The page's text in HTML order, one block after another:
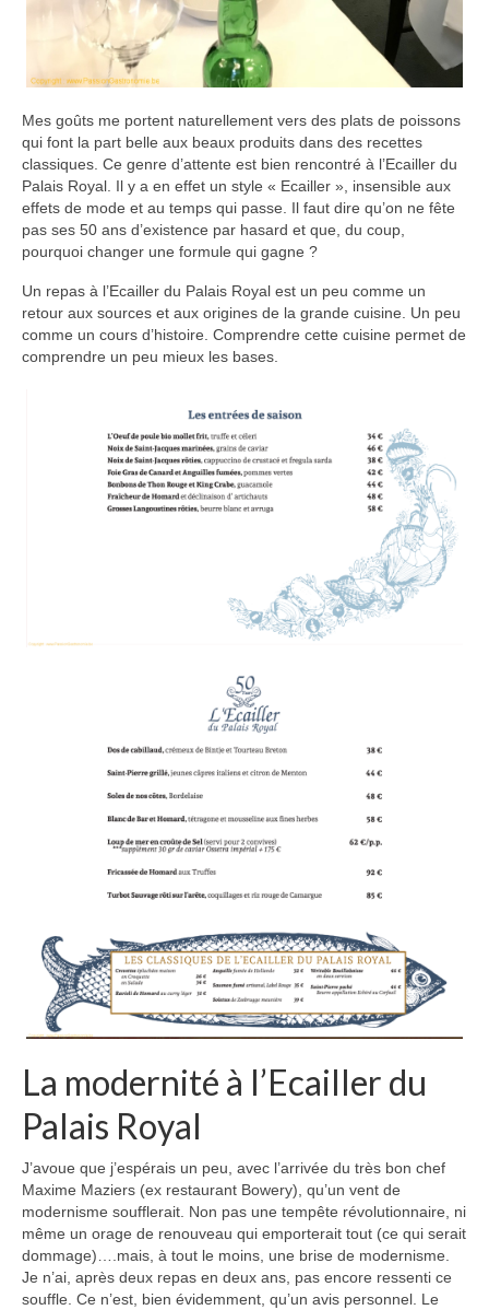
Mes goûts me portent naturellement vers des plats de poissons
qui font la part belle aux beaux produits dans des recettes
classiques. Ce genre d’attente est bien rencontré à l’Ecailler du
Palais Royal. Il y a en effet un style « Ecailler », insensible aux
effets de mode et au temps qui passe. Il faut dire qu’on ne fête
pas ses 50 ans d’existence par hasard et que, du coup,
pourquoi changer une formule qui gagne ?
Un repas à l’Ecailler du Palais Royal est un peu comme un
retour aux sources et aux origines de la grande cuisine. Un peu
comme un cours d’histoire. Comprendre cette cuisine permet de
comprendre un peu mieux les bases.
La modernité à l’Ecailler du
Palais Royal
J’avoue que j’espérais un peu, avec l’arrivée du très bon chef
Maxime Maziers (ex restaurant Bowery), qu’un vent de
modernisme soufflerait. Non pas une tempête révolutionnaire, ni
même un orage de renouveau qui emporterait tout (ce qui serait
dommage)….mais, à tout le moins, une brise de modernisme.
Je n’ai, après deux repas en deux ans, pas encore ressenti ce
souffle. Ce n’est, bien évidemment, qu’un avis personnel. Le